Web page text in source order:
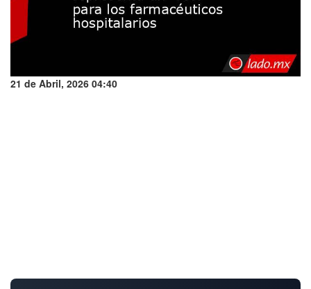
21 de Abril, 2026 04:40